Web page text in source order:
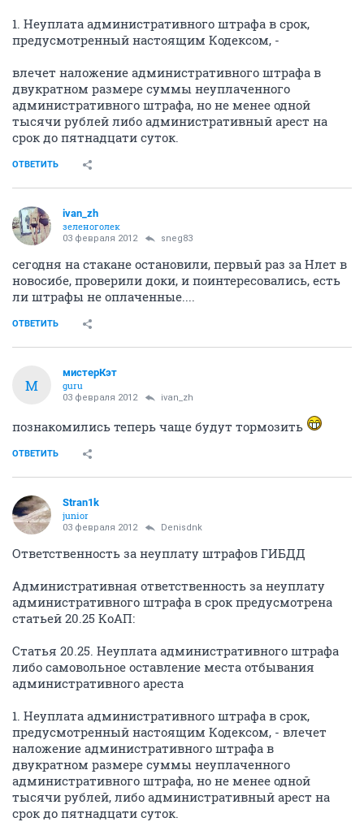
1. Неуплата административного штрафа в срок,
предусмотренный настоящим Кодексом, -
влечет наложение административного штрафа в
двукратном размере суммы неуплаченного
административного штрафа, но не менее одной
тысячи рублей либо административный арест на
срок до пятнадцати суток.
ОТВЕТИТЬ
ivan_zh
зеленоголек
03 февраля 2012 sneg83
сегодня на стакане остановили, первый раз за Нлет в
новосибе, проверили доки, и поинтересовались, есть
ли штрафы не оплаченные....
ОТВЕТИТЬ
М
мистерКэт
guru
03 февраля 2012 ivan_zh
познакомились теперь чаще будут тормозить
ОТВЕТИТЬ
Stran1k
junior
03 февраля 2012 Denisdnk
Ответственность за неуплату штрафов ГИБДД
Административная ответственность за неуплату
административного штрафа в срок предусмотрена
статьей 20.25 КоАП:
Статья 20.25. Неуплата административного штрафа
либо самовольное оставление места отбывания
административного ареста
1. Неуплата административного штрафа в срок,
предусмотренный настоящим Кодексом, - влечет
наложение административного штрафа в
двукратном размере суммы неуплаченного
административного штрафа, но не менее одной
тысячи рублей, либо административный арест на
срок до пятнадцати суток.